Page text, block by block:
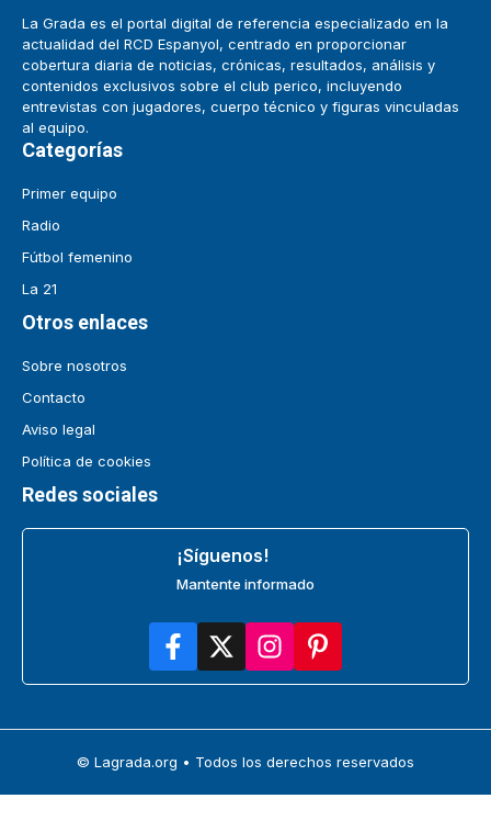
La Grada es el portal digital de referencia especializado en la
actualidad del RCD Espanyol, centrado en proporcionar
cobertura diaria de noticias, crónicas, resultados, análisis y
contenidos exclusivos sobre el club perico, incluyendo
entrevistas con jugadores, cuerpo técnico y figuras vinculadas
al equipo.
Categorías
Primer equipo
Radio
Fútbol femenino
La 21
Otros enlaces
Sobre nosotros
Contacto
Aviso legal
Política de cookies
Redes sociales
¡Síguenos!
Mantente informado
© Lagrada.org • Todos los derechos reservados